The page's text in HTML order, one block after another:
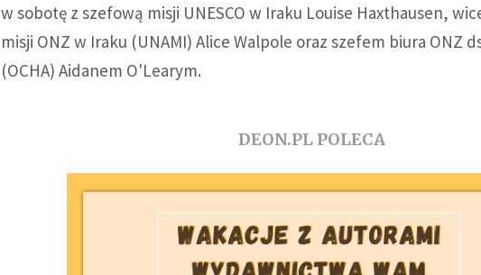
w sobotę z szefową misji UNESCO w Iraku Louise Haxthausen,
misji ONZ w Iraku (UNAMI) Alice Walpole oraz szefem biura ONZ
(OCHA) Aidanem O'Learym.
DEON.PL POLECA